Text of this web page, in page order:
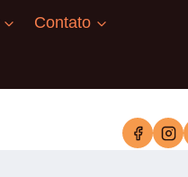
Contato